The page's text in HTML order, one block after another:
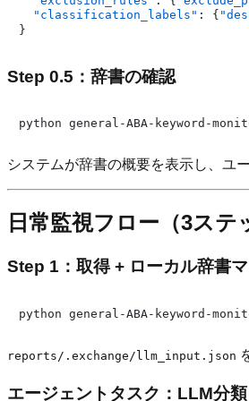
"classification_labels" : {
}
Step 0.5：辞書の確認
システムが辞書の概要を表示し、ユ
日常監視フロー（3ステ
Step 1：取得 + ローカル辞書
reports/.exchange/llm_input.json
エージェントタスク：LLM分